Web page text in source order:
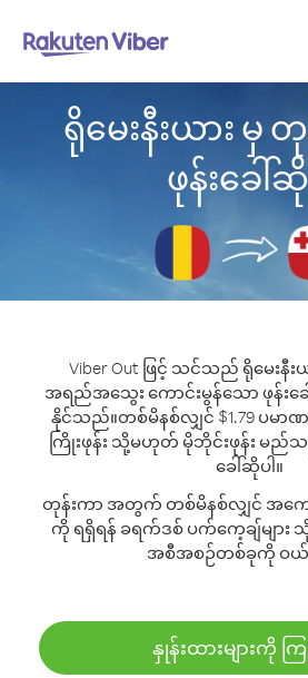
ရိုမေးနီးယား မှ
ဖုန်းခေါ်
Viber Out ဖြင့် သင်သည် ရိုမေးနီ
အရည်အသွေး ကောင်းမွန်သော ဖုန်းခ
နိုင်သည်။တစ်မိနစ်လျှင် $1.79 ပမာ
ကြိုးဖုန်း သို့မဟုတ် မိုဘိုင်းဖုန်း မည်
ခေါ်ဆိုပါ။
တုန်းကာ အတွက် တစ်မိနစ်လျှင် အကောင်
ကို ရရှိရန် ခရက်ဒစ် ပက်ကေ့ချ်များ
အစီအစဉ်တစ်ခုကို ဝယ်
နှုန်းထားများကို က